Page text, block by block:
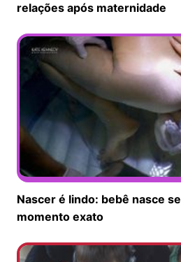
relações após maternidade
Nascer é lindo: bebê nasce
momento exato